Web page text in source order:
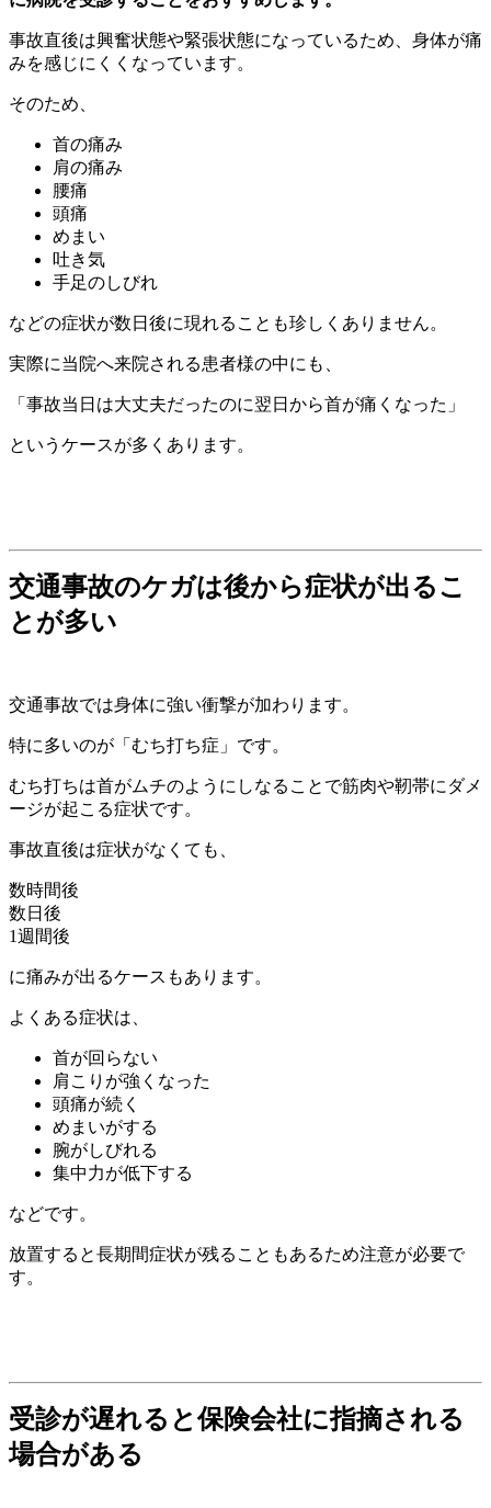
事故直後は興奮状態や緊張状態になっているため、身体が痛
みを感じにくくなっています。
そのため、
首の痛み
肩の痛み
腰痛
頭痛
めまい
吐き気
手足のしびれ
などの症状が数日後に現れることも珍しくありません。
実際に当院へ来院される患者様の中にも、
「事故当日は大丈夫だったのに翌日から首が痛くなった」
というケースが多くあります。
交通事故のケガは後から症状が出るこ
とが多い
交通事故では身体に強い衝撃が加わります。
特に多いのが「むち打ち症」です。
むち打ちは首がムチのようにしなることで筋肉や靭帯にダメ
ージが起こる症状です。
事故直後は症状がなくても、
数時間後
数日後
1週間後
に痛みが出るケースもあります。
よくある症状は、
首が回らない
肩こりが強くなった
頭痛が続く
めまいがする
腕がしびれる
集中力が低下する
などです。
放置すると長期間症状が残ることもあるため注意が必要で
す。
受診が遅れると保険会社に指摘される
場合がある